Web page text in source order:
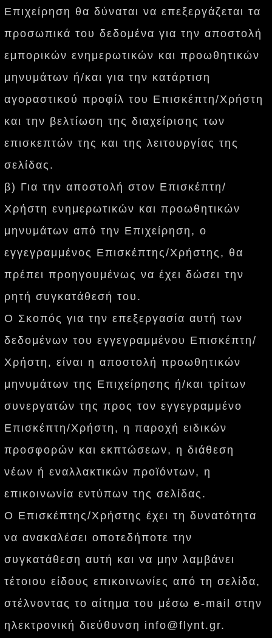
Επιχείρηση θα δύναται να επεξεργάζεται τα
προσωπικά του δεδομένα για την αποστολή
εμπορικών ενημερωτικών και προωθητικών
μηνυμάτων ή/και για την κατάρτιση
αγοραστικού προφίλ του Επισκέπτη/Χρήστη
και την βελτίωση της διαχείρισης των
επισκεπτών της και της λειτουργίας της
σελίδας.
β) Για την αποστολή στον Επισκέπτη/
Χρήστη ενημερωτικών και προωθητικών
μηνυμάτων από την Επιχείρηση, ο
εγγεγραμμένος Επισκέπτης/Χρήστης, θα
πρέπει προηγουμένως να έχει δώσει την
ρητή συγκατάθεσή του.
Ο Σκοπός για την επεξεργασία αυτή των
δεδομένων του εγγεγραμμένου Επισκέπτη/
Χρήστη, είναι η αποστολή προωθητικών
μηνυμάτων της Επιχείρησης ή/και τρίτων
συνεργατών της προς τον εγγεγραμμένο
Επισκέπτη/Χρήστη, η παροχή ειδικών
προσφορών και εκπτώσεων, η διάθεση
νέων ή εναλλακτικών προϊόντων, η
επικοινωνία εντύπων της σελίδας.
Ο Επισκέπτης/Χρήστης έχει τη δυνατότητα
να ανακαλέσει οποτεδήποτε την
συγκατάθεση αυτή και να μην λαμβάνει
τέτοιου είδους επικοινωνίες από τη σελίδα,
στέλνοντας το αίτημα του μέσω e-mail στην
ηλεκτρονική διεύθυνση info@flynt.gr.